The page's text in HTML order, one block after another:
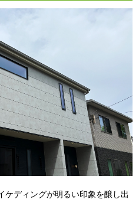
ケディングが明るい印象を醸し出